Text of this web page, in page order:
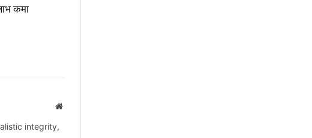
कमा
Website
integrity,